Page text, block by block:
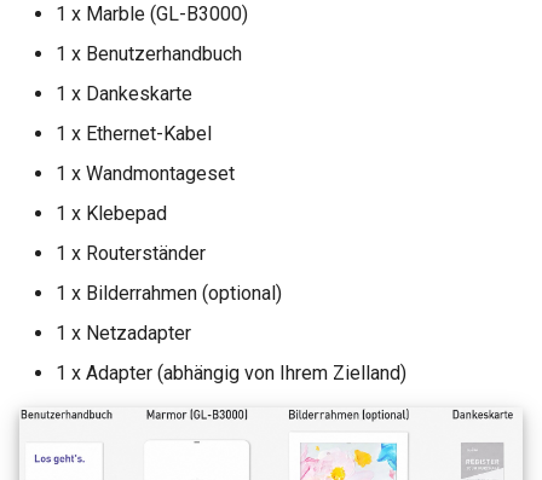
1 x Marble (GL-B3000)
1 x Benutzerhandbuch
1 x Dankeskarte
1 x Ethernet-Kabel
1 x Wandmontageset
1 x Klebepad
1 x Routerständer
1 x Bilderrahmen (optional)
1 x Netzadapter
1 x Adapter (abhängig von Ihrem Zielland)